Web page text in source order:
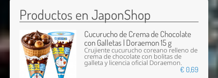
Productos en JaponShop
Cucurucho de Crema de Chocolate
con Galletas | Doraemon 15 g
Crujiente cucurucho coreano relleno de
crema de chocolate con bolitas de
galleta y licencia oficial Doraemon.
€ 0,69